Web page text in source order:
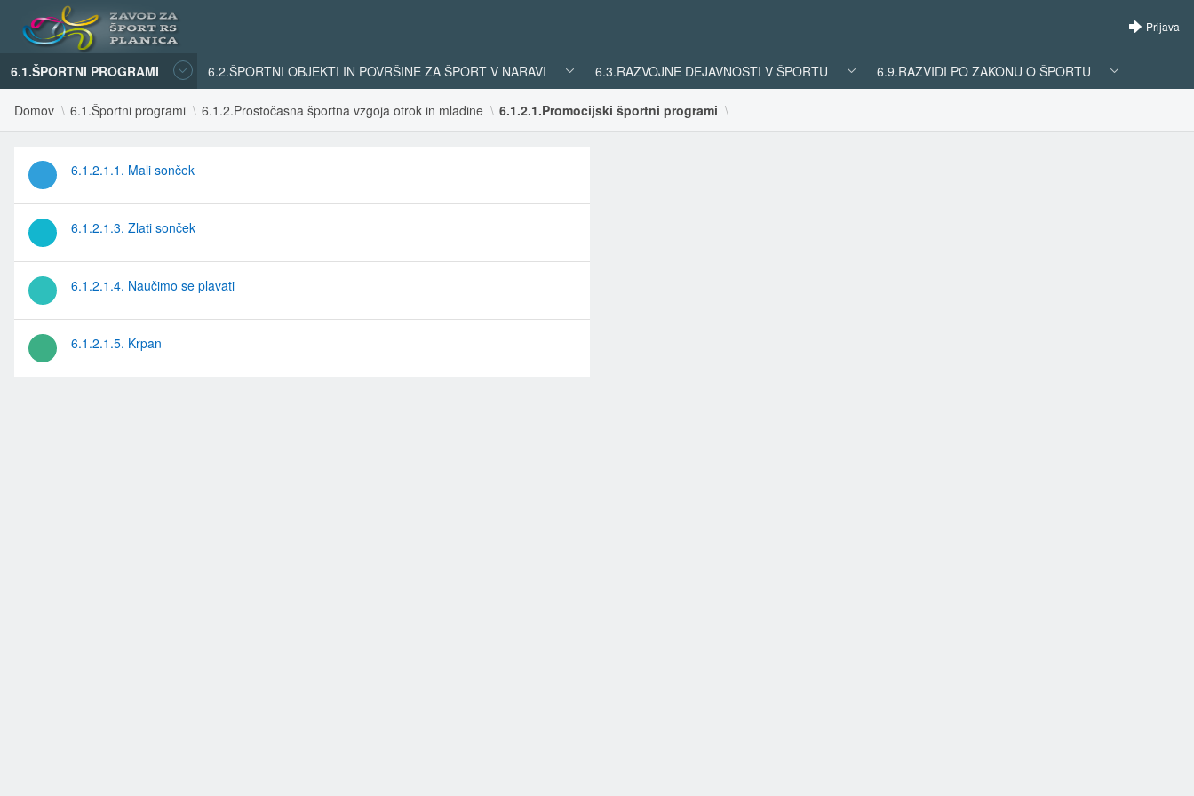
Prijava
6.1.ŠPORTNI PROGRAMI 6.2.ŠPORTNI OBJEKTI IN POVRŠINE ZA ŠPORT V NARAVI 6.3.RAZVOJNE DEJAVNOSTI V ŠPORTU 6.9.RAZVIDI PO ZAKONU O ŠPORTU
Domov 6.1.Športni programi 6.1.2.Prostočasna športna vzgoja otrok in mladine 6.1.2.1.Promocijski športni programi
6.1.2.1.1. Mali sonček
6.1.2.1.3. Zlati sonček
6.1.2.1.4. Naučimo se plavati
6.1.2.1.5. Krpan